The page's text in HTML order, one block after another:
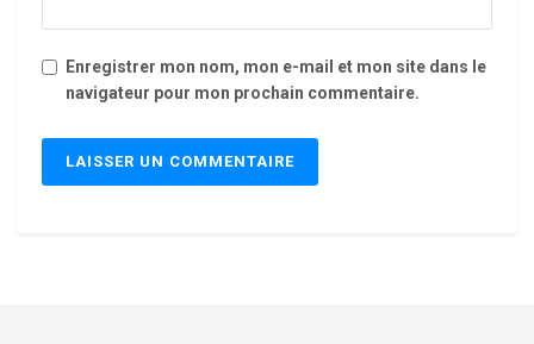
Enregistrer mon nom, mon e-mail et mon site dans le
navigateur pour mon prochain commentaire.